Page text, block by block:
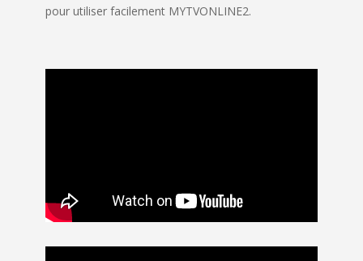
pour utiliser facilement MYTVONLINE2.